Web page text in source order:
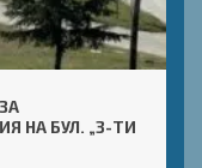
НА БУЛ. „3-ТИ